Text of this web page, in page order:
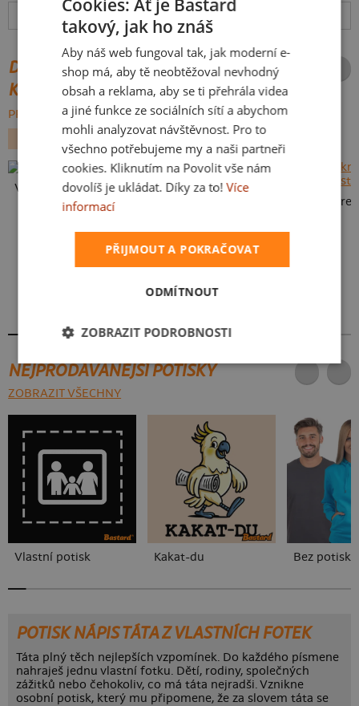
Hodnocení: 4.93 ( 3046recenzí)
DALŠÍ POTISKY ZE STEJNÉ
KATEGORIE
PROCHÁZET VŠE:
DEN OTCŮ
VLASTNÍ POTISK NÁPISY
Vlastní potisk
NEJPRODÁVANĚJŠÍ POTISKY
ZOBRAZIT VŠECHNY
Vlastní potisk Kakat-du Bez potisku
POTISK NÁPIS TÁTA Z VLASTNÍCH FOTEK
Táta plný těch nejlepších vzpomínek. Do každého písmene
nahraješ jednu vlastní fotku. Dětí, rodiny, společných
zážitků nebo čehokoliv, co má táta nejradši. Vznikne
osobní potisk, který mu připomene, že za slovem táta se
SLOVAK
takový, jak ho znáš
Aby náš web fungoval tak, jak moderní e-
shop má, aby tě neobtěžoval nevhodný
obsah a reklama, aby se ti přehrála videa
a jiné funkce ze sociálních sítí a abychom
mohli analyzovat návštěvnost. Pro to
všechno potřebujeme my a naši partneři
cookies. Kliknutím na Povolit vše nám
dovolíš je ukládat. Díky za to! Více
informací
PŘIJMOUT A POKRAČOVAT
ODMÍTNOUT
ZOBRAZIT PODROBNOSTI